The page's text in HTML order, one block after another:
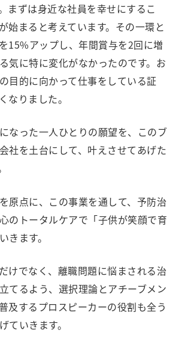
まずは身近な社員を幸せにするこ
始まると考えています。その一環と
15%アップし、年間賞与を2回に増
気に特に変化がなかったのです。お
目的に向かって仕事をしている証
なりました。
なった一人ひとりの願望を、このブ
社を土台にして、叶えさせてあげた
原点に、この事業を通して、予防治
のトータルケアで「子供が笑顔で育
きます。
けでなく、離職問題に悩まされる治
てるよう、選択理論とアチーブメン
及するプロスピーカーの役割も全う
ていきます。